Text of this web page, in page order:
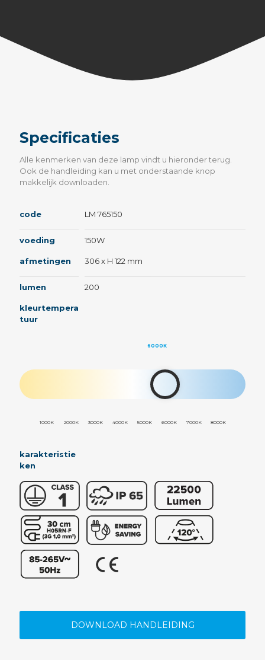
Specificaties
Alle kenmerken van deze lamp vindt u hieronder terug.
Ook de handleiding kan u met onderstaande knop
makkelijk downloaden.
code LM 765150
voeding 150W
afmetingen 306 x H 122 mm
lumen 200
kleurtempera
tuur
6000K
1000K 2000K 3000K 4000K 5000K 6000K 7000K 8000K
karakteristie
ken
DOWNLOAD HANDLEIDING